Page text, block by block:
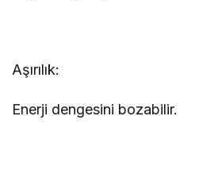
Aşırılık:
Enerji dengesini bozabilir.